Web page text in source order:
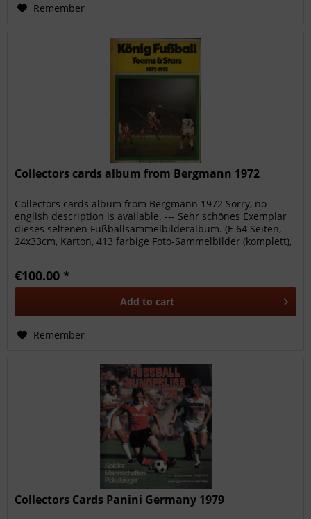
Remember
Collectors cards album from Bergmann 1972
Collectors cards album from Bergmann 1972 Sorry, no
english description is available. --- Sehr schönes Exemplar
dieses seltenen Fußballsammelbilderalbum. (E 64 Seiten,
24x33cm, Karton, 413 farbige Foto-Sammelbilder (komplett),
€100.00 *
Add to cart
Remember
Collectors Cards Panini Germany 1979